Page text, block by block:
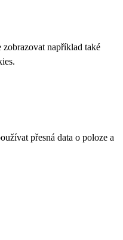
například také
.
přesná data o poloze a